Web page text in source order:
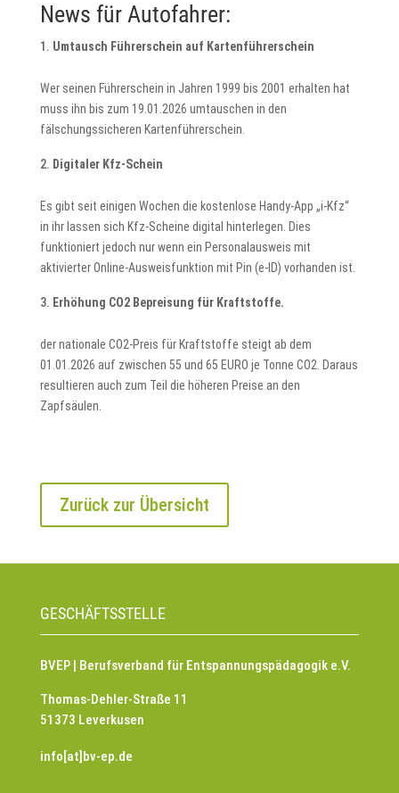
News für Autofahrer:
Umtausch Führerschein auf Kartenführerschein
Wer seinen Führerschein in Jahren 1999 bis 2001 erhalten hat
muss ihn bis zum 19.01.2026 umtauschen in den
fälschungssicheren Kartenführerschein.
Digitaler Kfz-Schein
Es gibt seit einigen Wochen die kostenlose Handy-App „i-Kfz“
in ihr lassen sich Kfz-Scheine digital hinterlegen. Dies
funktioniert jedoch nur wenn ein Personalausweis mit
aktivierter Online-Ausweisfunktion mit Pin (e-ID) vorhanden ist.
Erhöhung CO2 Bepreisung für Kraftstoffe.
der nationale CO2-Preis für Kraftstoffe steigt ab dem
01.01.2026 auf zwischen 55 und 65 EURO je Tonne CO2. Daraus
resultieren auch zum Teil die höheren Preise an den
Zapfsäulen.
Zurück zur Übersicht
GESCHÄFTSSTELLE
BVEP | Berufsverband für Entspannungspädagogik e.V.
Thomas-Dehler-Straße 11
51373 Leverkusen
info[at]bv-ep.de